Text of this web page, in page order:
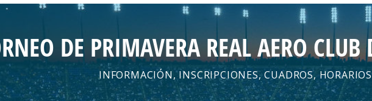
DE PRIMAVERA REAL AERO
INFORMACIÓN, INSCRIPCIONES, CUADROS, HORARIOS